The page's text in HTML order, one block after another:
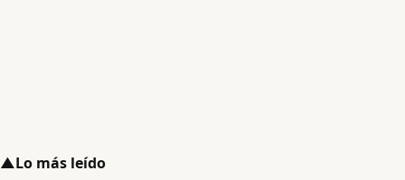
▲Lo más leído